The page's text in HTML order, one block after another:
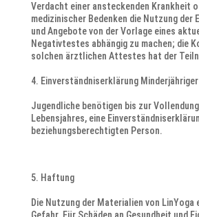
Verdacht einer ansteckenden Krankheit
medizinischer Bedenken die Nutzung der
und Angebote von der Vorlage eines
Negativtestes abhängig zu machen; die
solchen ärztlichen Attestes hat der
Einverständniserklärung Minderjähriger
Jugendliche benötigen bis zur
Lebensjahres, eine
beziehungsberechtigten Person.
Haftung
Die Nutzung der Materialien von